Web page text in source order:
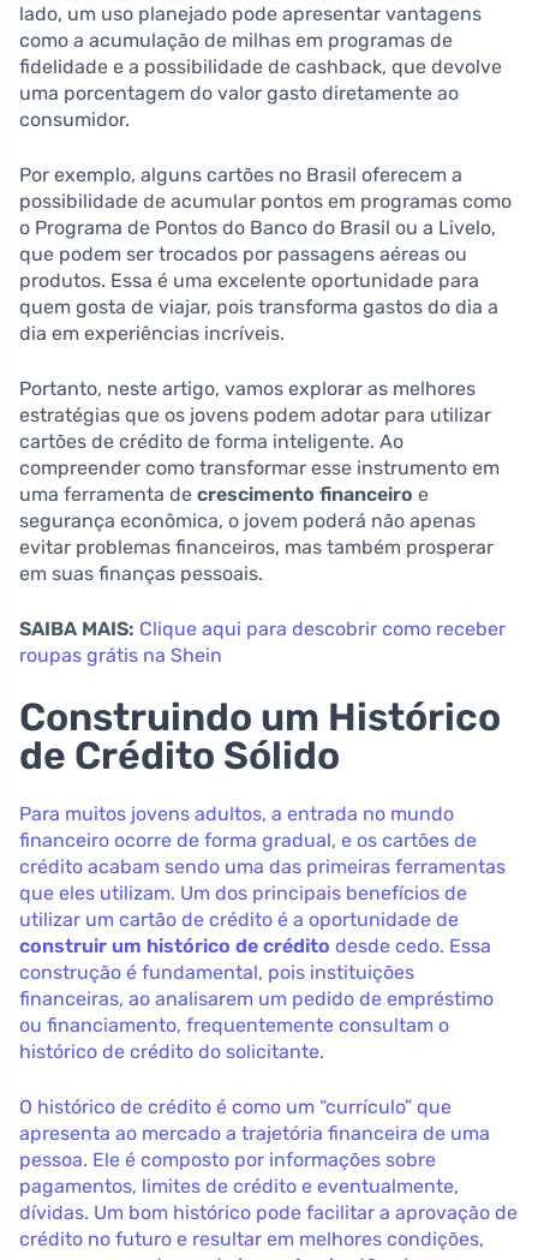
lado, um uso planejado pode apresentar vantagens
como a acumulação de milhas em programas de
fidelidade e a possibilidade de cashback, que devolve
uma porcentagem do valor gasto diretamente ao
consumidor.
Por exemplo, alguns cartões no Brasil oferecem a
possibilidade de acumular pontos em programas como
o Programa de Pontos do Banco do Brasil ou a Livelo,
que podem ser trocados por passagens aéreas ou
produtos. Essa é uma excelente oportunidade para
quem gosta de viajar, pois transforma gastos do dia a
dia em experiências incríveis.
Portanto, neste artigo, vamos explorar as melhores
estratégias que os jovens podem adotar para utilizar
cartões de crédito de forma inteligente. Ao
compreender como transformar esse instrumento em
uma ferramenta de crescimento financeiro e
segurança econômica, o jovem poderá não apenas
evitar problemas financeiros, mas também prosperar
em suas finanças pessoais.
SAIBA MAIS: Clique aqui para descobrir como receber
roupas grátis na Shein
Construindo um Histórico
de Crédito Sólido
Para muitos jovens adultos, a entrada no mundo
financeiro ocorre de forma gradual, e os cartões de
crédito acabam sendo uma das primeiras ferramentas
que eles utilizam. Um dos principais benefícios de
utilizar um cartão de crédito é a oportunidade de
construir um histórico de crédito desde cedo. Essa
construção é fundamental, pois instituições
financeiras, ao analisarem um pedido de empréstimo
ou financiamento, frequentemente consultam o
histórico de crédito do solicitante.
O histórico de crédito é como um “currículo” que
apresenta ao mercado a trajetória financeira de uma
pessoa. Ele é composto por informações sobre
pagamentos, limites de crédito e eventualmente,
dívidas. Um bom histórico pode facilitar a aprovação de
crédito no futuro e resultar em melhores condições,